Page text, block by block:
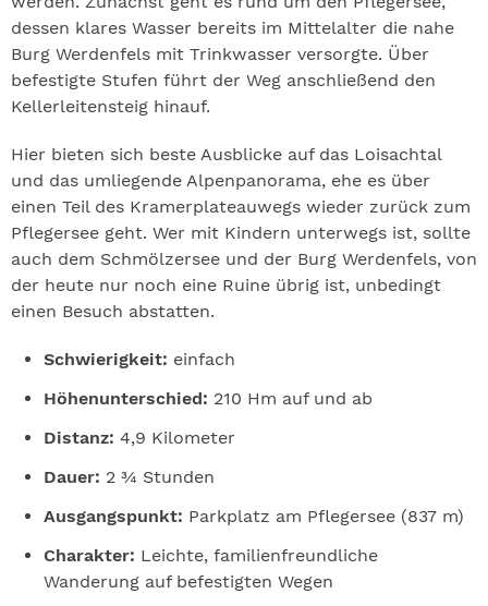
dessen klares Wasser bereits im Mittelalter die nahe
Burg Werdenfels mit Trinkwasser versorgte. Über
befestigte Stufen führt der Weg anschließend den
Kellerleitensteig hinauf.
Hier bieten sich beste Ausblicke auf das Loisachtal
und das umliegende Alpenpanorama, ehe es über
einen Teil des Kramerplateauwegs wieder zurück zum
Pflegersee geht. Wer mit Kindern unterwegs ist, sollte
auch dem Schmölzersee und der Burg Werdenfels, von
der heute nur noch eine Ruine übrig ist, unbedingt
einen Besuch abstatten.
Schwierigkeit: einfach
Höhenunterschied: 210 Hm auf und ab
Distanz: 4,9 Kilometer
Dauer: 2 ¾ Stunden
Ausgangspunkt: Parkplatz am Pflegersee (837 m)
Charakter: Leichte, familienfreundliche
Wanderung auf befestigten Wegen